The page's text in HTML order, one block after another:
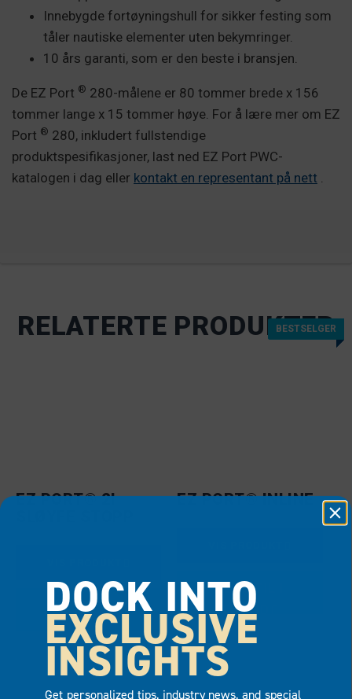
Innebygde fortøyningshull for sikker festing som
tåler nautiske elementer uten bekymringer.
10 års garanti, som er den beste i bransjen.
De EZ Port ® 280-målene er 80 tommer brede x 156
tommer lange x 15 tommer høye. For å lære mer om EZ
Port ® 280, inkludert fullstendige
produktspesifikasjoner, last ned EZ Port PWC-
katalogen i dag eller kontakt en representant på nett .
RELATERTE PRODUKTER
BESTSELGER
EZ PORT® 2I
LEGG TIL I
TILBUD
EZ PORT® INLINE
LEGG TIL I
TILBUD
BESTSELGER
DOCK INTO
EXCLUSIVE
INSIGHTS
Get personalized tips, industry news, and special